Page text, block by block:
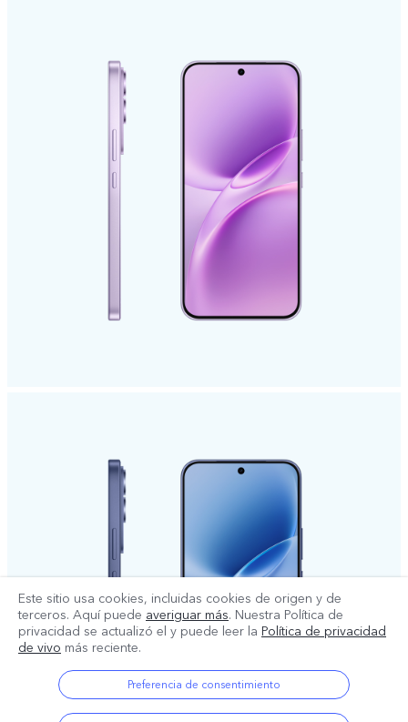
Este sitio usa cookies, incluidas cookies de origen y de
terceros. Aquí puede averiguar más. Nuestra Política de
privacidad se actualizó el y puede leer la Política de privacidad
de vivo más reciente.
Preferencia de consentimiento